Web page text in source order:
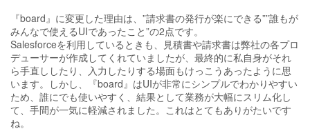
『board』に変更した理由は、”請求書の発行が楽にできる””誰もが
みんなで使えるUIであったこと”の2点です。
Salesforceを利用しているときも、見積書や請求書は弊社の各プロ
デューサーが作成してくれていましたが、最終的に私自身がそれ
ら手直ししたり、入力したりする場面もけっこうあったように思
います。しかし、『board』はUIが非常にシンプルでわかりやすい
ため、誰にでも使いやすく、結果として業務が大幅にスリム化し
て、手間が一気に軽減されました。これはとてもありがたいです
ね。